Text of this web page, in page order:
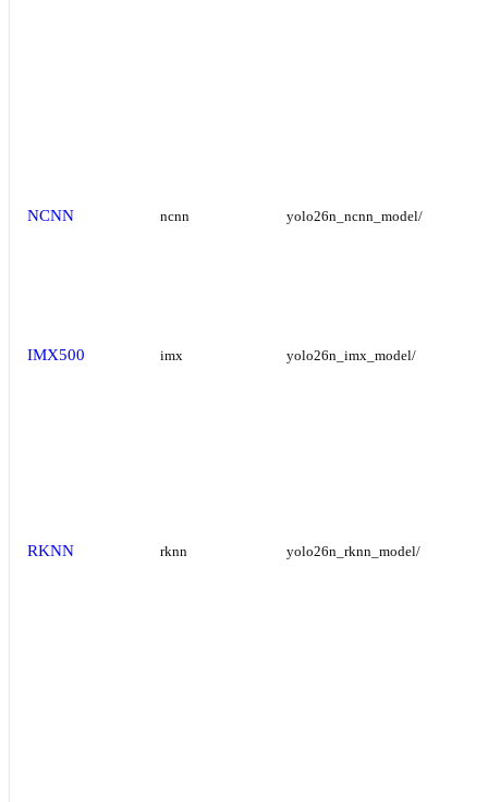
NCNN ncnn yolo26n_ncnn_model/
IMX500 imx yolo26n_imx_model/
RKNN rknn yolo26n_rknn_model/